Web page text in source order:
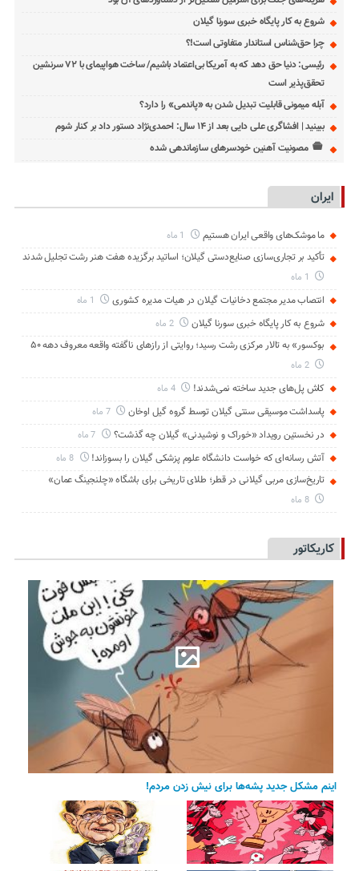
شروع به کار پایگاه خبری سورنا گیلان
چرا حق‌شناس استاندار متفاوتی است!؟
رئیسی: دنیا حق دهد که به آمریکا بی‌اعتماد باشیم/ ساخت هواپیمای با ۷۲ سرنشین
تحقق‌پذیر است
آبله میمونی قابلیت تبدیل شدن به «پاندمی» را دارد؟
ببینید | افشاگری علی دایی بعد از ۱۴ سال: احمدی‌نژاد دستور داد بر کنار شوم
مصونیت آهنین خودسرهای سازماندهی شده
ایران
ما موشک‌های واقعی ایران هستیم
تأکید بر تجاری‌سازی صنایع‌دستی گیلان؛ اساتید برگزیده هفت هنر رشت تجلیل شدند
انتصاب مدیر مجتمع دخانیات گیلان در هیات مدیره کشوری
شروع به کار پایگاه خبری سورنا گیلان 2 ماه
بوکسور» به تالار مرکزی رشت رسید؛ روایتی از رازهای ناگفته واقعه معروف دهه ۵۰
2 ماه
کاش پل‌های جدید ساخته نمی‌شدند! 4 ماه
پاسداشت موسیقی سنتی گیلان توسط گروه گیل اوخان 7 ماه
در نخستین رویداد «خوراک و نوشیدنی» گیلان چه گذشت؟
آتش رسانه‌ای که خواست دانشگاه علوم پزشکی گیلان را بسوزاند! 8 ماه
تاریخ‌سازی مربی گیلانی در قطر؛ طلای تاریخی برای باشگاه «چلنجینگ عمان»
8 ماه
کاریکاتور
اینم مشکل جدید پشه‌ها برای نیش زدن مردم!